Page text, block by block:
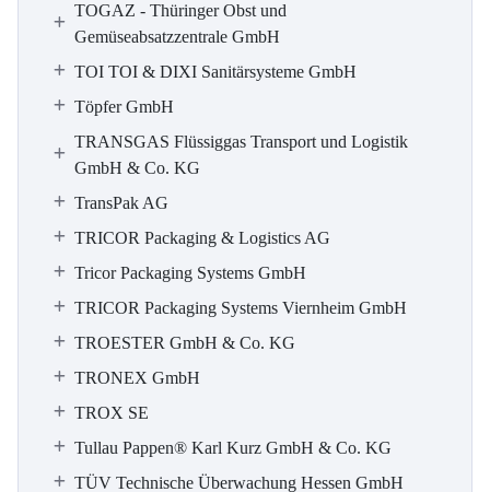
TOGAZ - Thüringer Obst und
Gemüseabsatzzentrale GmbH
TOI TOI & DIXI Sanitärsysteme GmbH
Töpfer GmbH
TRANSGAS Flüssiggas Transport und Logistik
GmbH & Co. KG
TransPak AG
TRICOR Packaging & Logistics AG
Tricor Packaging Systems GmbH
TRICOR Packaging Systems Viernheim GmbH
TROESTER GmbH & Co. KG
TRONEX GmbH
TROX SE
Tullau Pappen® Karl Kurz GmbH & Co. KG
TÜV Technische Überwachung Hessen GmbH